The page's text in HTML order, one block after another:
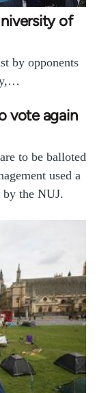
of
by opponents
vote again
to be balloted
used a
the NUJ.